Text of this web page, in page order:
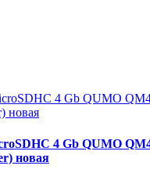
4 Gb QUMO
новая